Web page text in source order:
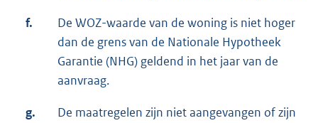
f.
De WOZ-waarde van de woning is niet hoger
dan de grens van de Nationale Hypotheek
Garantie (NHG) geldend in het jaar van de
aanvraag.
g.
De maatregelen zijn niet aangevangen of zijn